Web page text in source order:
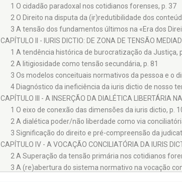
1 O cidadão paradoxal nos cotidianos forenses, p. 37
2 O Direito na disputa da (ir)redutibilidade dos
3 A tensão dos fundamentos últimos na «Era dos
CAPÍTULO II - IURIS DICTIO: DE ZONA DE TENSÃO
1 A tendência histórica de burocratização da Justiça,
2 A litigiosidade como tensão secundária, p. 81
3 Os modelos conceituais normativos da pessoa e o
4 Diagnóstico da ineficiência da iuris dictio de nosso
CAPÍTULO III - A INSERÇÃO DA DIALÉTICA LIBERTÁRIA
1 O eixo de conexão das dimensões da iuris dictio, p.
2 A dialética poder/não liberdade como via
3 Significação do direito e pré-compreensão da
CAPÍTULO IV - A VOCAÇÃO CONCILIATÓRIA DA IURIS
2 A Superação da tensão primária nos cotidianos
3 A (re)abertura do sistema normativo na vocação